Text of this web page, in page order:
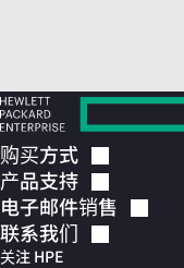
购买方式
产品支持
电子邮件销售
联系我们
关注 HPE